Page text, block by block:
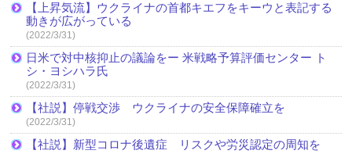
【上昇気流】ウクライナの首都キエフをキーウと表記する
動きが広がっている
(2022/3/31)
日米で対中核抑止の議論をー 米戦略予算評価センター ト
シ・ヨシハラ氏
(2022/3/31)
【社説】停戦交渉 ウクライナの安全保障確立を
(2022/3/31)
【社説】新型コロナ後遺症 リスクや労災認定の周知を